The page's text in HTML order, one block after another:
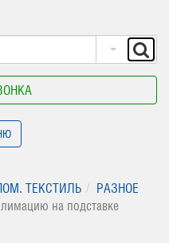
ТЕКСТИЛЬ
РАЗНОЕ
на подставке